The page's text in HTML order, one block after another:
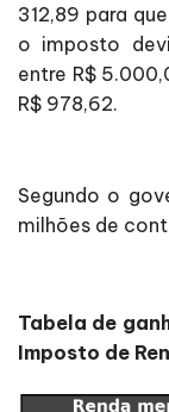
312,89 para
o imposto
entre R$
R$ 978,62.
Segundo o
milhões de
Tabela de
Imposto de